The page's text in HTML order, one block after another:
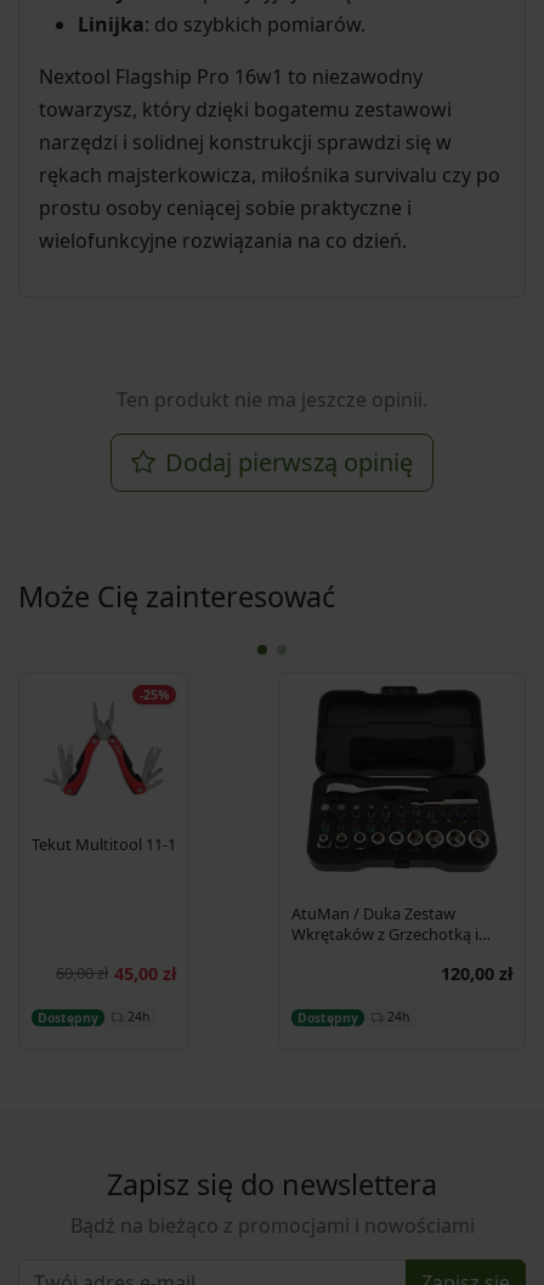
Linijka: do szybkich pomiarów.
Nextool Flagship Pro 16w1 to niezawodny
towarzysz, który dzięki bogatemu zestawowi
narzędzi i solidnej konstrukcji sprawdzi się w
rękach majsterkowicza, miłośnika survivalu czy po
prostu osoby ceniącej sobie praktyczne i
wielofunkcyjne rozwiązania na co dzień.
Ten produkt nie ma jeszcze opinii.
Dodaj pierwszą opinię
Może Cię zainteresować
-25%
Tekut Multitool 11-1
60,00 zł 45,00 zł
Dostępny 24h
Dodaj do
koszyka
AtuMan / Duka Zestaw
Wkrętaków z Grzechotką i
120,00 zł
Dostępny 24h
Dodaj do koszyka
Zapisz się do newslettera
Bądź na bieżąco z promocjami i nowościami